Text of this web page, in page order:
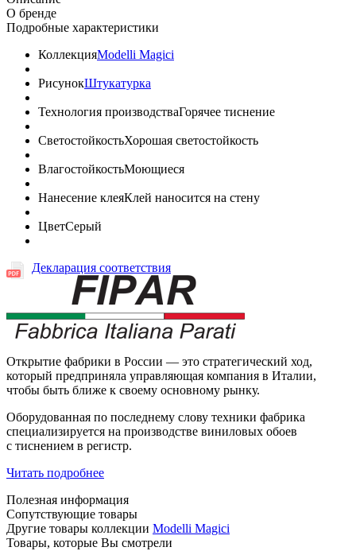
О бренде
Подробные характеристики
КоллекцияModelli Magici
РисунокШтукатурка
Технология производстваГорячее тиснение
СветостойкостьХорошая светостойкость
ВлагостойкостьМоющиеся
Нанесение клеяКлей наносится на стену
ЦветСерый
Декларация соответствия
Открытие фабрики в России — это стратегический ход,
который предприняла управляющая компания в Италии,
чтобы быть ближе к своему основному рынку.
Оборудованная по последнему слову техники фабрика
специализируется на производстве виниловых обоев
с тиснением в регистр.
Читать подробнее
Полезная информация
Сопутствующие товары
Другие товары коллекции Modelli Magici
Товары, которые Вы смотрели